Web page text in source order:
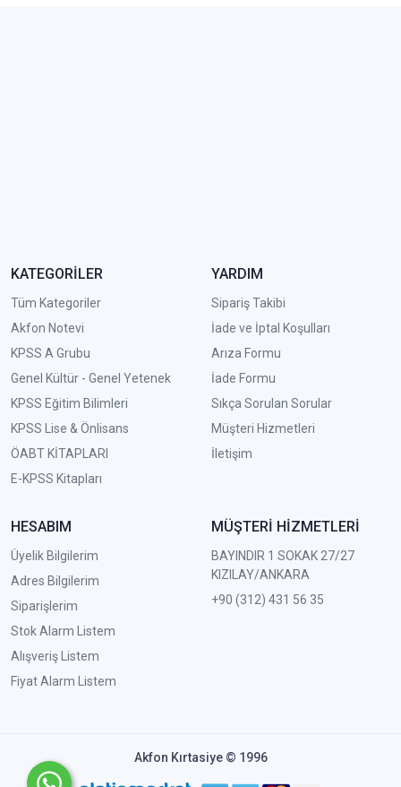
KATEGORİLER
Tüm Kategoriler
Akfon Notevi
KPSS A Grubu
Genel Kültür - Genel Yetenek
KPSS Eğitim Bilimleri
KPSS Lise & Önlisans
ÖABT KİTAPLARI
E-KPSS Kitapları
YARDIM
Sipariş Takibi
İade ve İptal Koşulları
Arıza Formu
İade Formu
Sıkça Sorulan Sorular
Müşteri Hizmetleri
İletişim
HESABIM
Üyelik Bilgilerim
Adres Bilgilerim
Siparişlerim
Stok Alarm Listem
Alışveriş Listem
Fiyat Alarm Listem
MÜŞTERİ HİZMETLERİ
BAYINDIR 1 SOKAK 27/27
KIZILAY/ANKARA
+90 (312) 431 56 35
Akfon Kırtasiye © 1996